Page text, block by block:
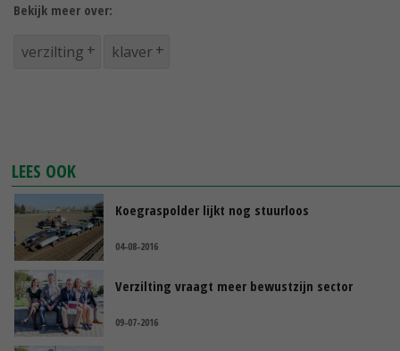
Bekijk meer over:
verzilting klaver
LEES OOK
Koegraspolder lijkt nog stuurloos
04-08-2016
Verzilting vraagt meer bewustzijn sector
09-07-2016